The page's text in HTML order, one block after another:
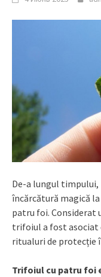
De-a lungul
încărcătură magică
patru foi. Considerat
trifoiul a fost asociat
ritualuri de protecție
Trifoiul cu patru foi